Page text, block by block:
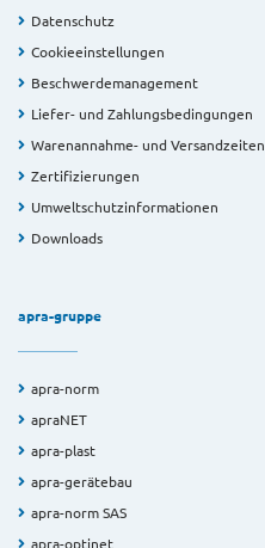
Datenschutz
Cookieeinstellungen
Beschwerdemanagement
Liefer- und Zahlungsbedingungen
Warenannahme- und Versandzeiten
Zertifizierungen
Umweltschutzinformationen
Downloads
apra-gruppe
apra-norm
apraNET
apra-plast
apra-gerätebau
apra-norm SAS
apra-optinet